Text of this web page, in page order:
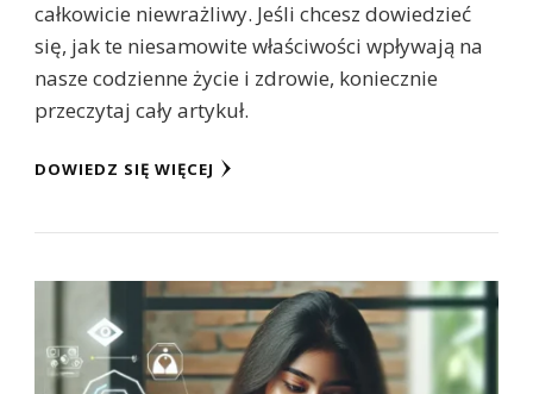
całkowicie niewrażliwy. Jeśli chcesz dowiedzieć
się, jak te niesamowite właściwości wpływają na
nasze codzienne życie i zdrowie, koniecznie
przeczytaj cały artykuł.
DOWIEDZ SIĘ WIĘCEJ